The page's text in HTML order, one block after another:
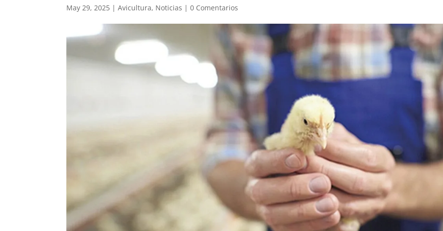
May 29, 2025 |Avicultura, Noticias |0 Comentarios